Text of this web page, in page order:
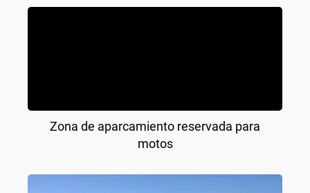
Zona de aparcamiento reservada para
motos